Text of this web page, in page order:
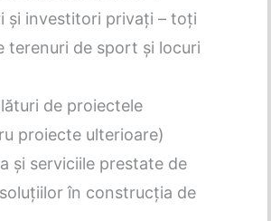
şi investitori privaţi – toţi
terenuri de sport şi locuri
de proiectele
proiecte ulterioare)
şi serviciile prestate de
în construcţia de